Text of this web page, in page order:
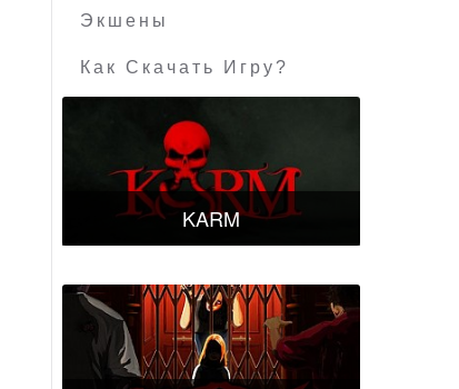
Экшены
Как Скачать Игру?
KARM